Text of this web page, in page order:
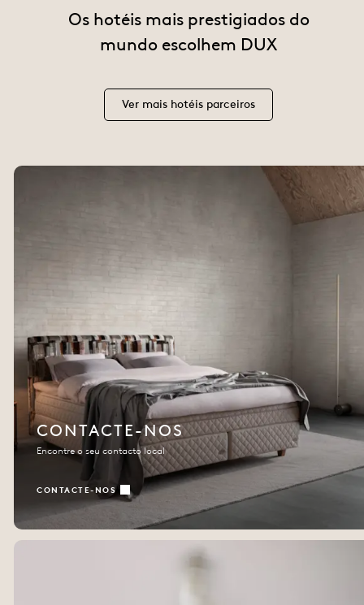
Os hotéis mais prestigiados do
mundo escolhem DUX
Ver mais hotéis parceiros
CONTACTE-NOS
Encontre o seu contacto local
CONTACTE-NOS